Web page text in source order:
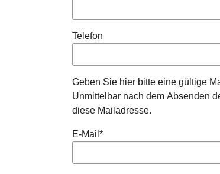
Telefon
Geben Sie hier bitte eine gültige
Unmittelbar nach dem Absenden
diese Mailadresse.
E-Mail *